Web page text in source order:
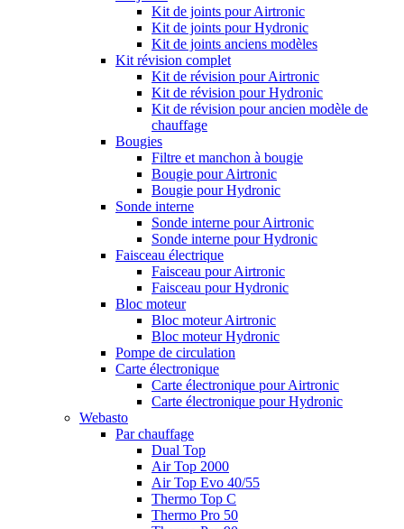
Kit de joints pour Airtronic
Kit de joints pour Hydronic
Kit de joints anciens modèles
Kit révision complet
Kit de révision pour Airtronic
Kit de révision pour Hydronic
Kit de révision pour ancien modèle de
chauffage
Bougies
Filtre et manchon à bougie
Bougie pour Airtronic
Bougie pour Hydronic
Sonde interne
Sonde interne pour Airtronic
Sonde interne pour Hydronic
Faisceau électrique
Faisceau pour Airtronic
Faisceau pour Hydronic
Bloc moteur
Bloc moteur Airtronic
Bloc moteur Hydronic
Pompe de circulation
Carte électronique
Carte électronique pour Airtronic
Carte électronique pour Hydronic
Webasto
Par chauffage
Dual Top
Air Top 2000
Air Top Evo 40/55
Thermo Top C
Thermo Pro 50